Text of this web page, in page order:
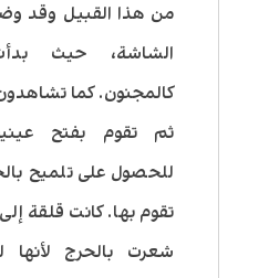
من هذا القبيل وقد
الشاشة، حيث
كالمجنون. كما
ثم تقوم بفتح
للحصول على تلميح
تقوم بها. كانت قلقة
شعرت بالحرج لأنها